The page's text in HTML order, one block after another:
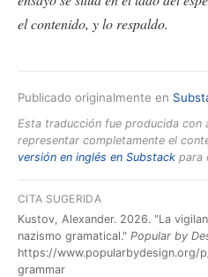
el contenido, y lo respaldo.
Publicado originalmente en
Esta traducción fue producida con
representar completamente el
versión en inglés en Substack para
CITA SUGERIDA
Kustov, Alexander. 2026. "La
nazismo gramatical." Popular by
https://www.popularbydesign.org/
grammar